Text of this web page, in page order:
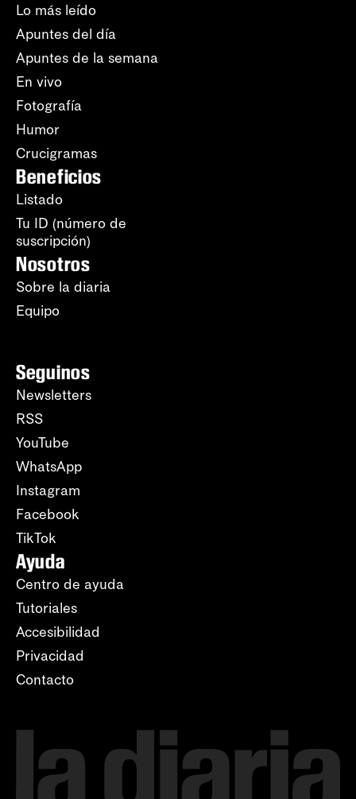
Lo más leído
Apuntes del día
Apuntes de la semana
En vivo
Fotografía
Humor
Crucigramas
Beneficios
Listado
Tu ID (número de
suscripción)
Nosotros
Sobre la diaria
Equipo
Seguinos
Newsletters
RSS
YouTube
WhatsApp
Instagram
Facebook
TikTok
Ayuda
Centro de ayuda
Tutoriales
Accesibilidad
Privacidad
Contacto